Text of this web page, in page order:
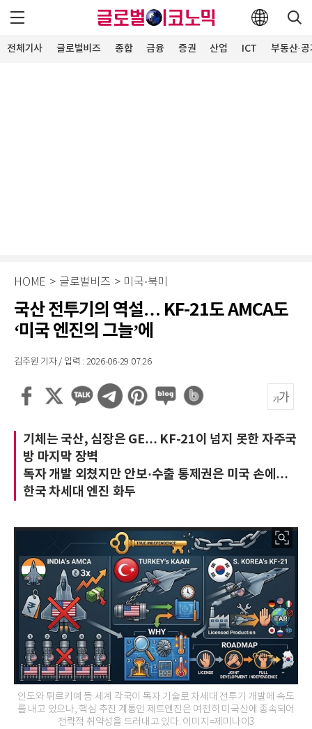
전체기사 글로벌비즈 종합 금융 증권 산업 ICT 부동산·
HOME > 글로벌비즈 > 미국·북미
국산 전투기의 역설… KF-21도 AMCA도
‘미국 엔진의 그늘’에
김주원 기자 / 입력 : 2026-06-29 07:26
기체는 국산, 심장은 GE… KF-21이 넘지 못한 자주국
방 마지막 장벽
독자 개발 외쳤지만 안보·수출 통제권은 미국 손에…
한국 차세대 엔진 화두
인도와 튀르키예 등 세계 각국이 독자 기술로 차세대 전투기 개발에 속도
를 내고 있으나, 핵심 추진 계통인 제트엔진은 여전히 미국산에 종속되어
전략적 취약성을 드러내고 있다. 이미지=제미나이3